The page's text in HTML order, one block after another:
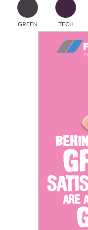
GREEN TECH